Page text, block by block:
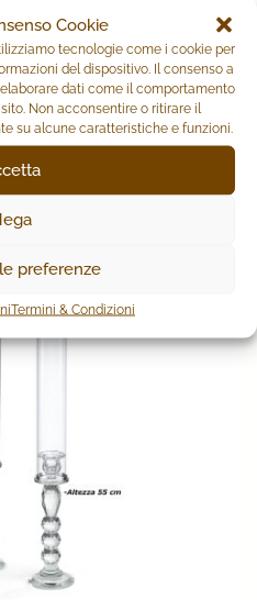
Cookie
tecnologie come i cookie per
del dispositivo. Il consenso a
dati come il comportamento
Non acconsentire o ritirare il
su alcune caratteristiche e funzioni.
preferenze
Termini & Condizioni
€
CARRELLO